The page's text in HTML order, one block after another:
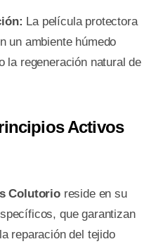
La película protectora
un ambiente húmedo
la regeneración natural de
Activos
Colutorioreside en su
que garantizan
reparación del tejido